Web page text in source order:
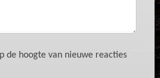
de hoogte van nieuwe reacties